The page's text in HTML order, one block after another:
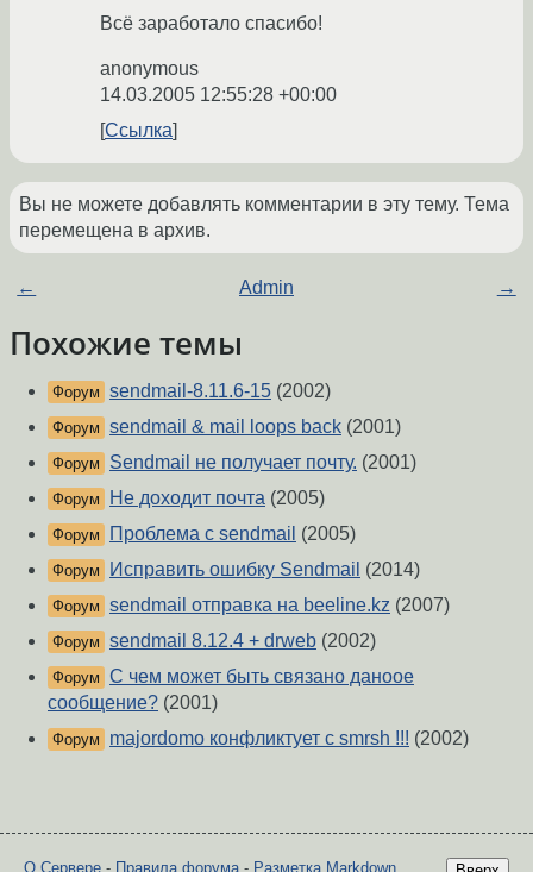
Всё заработало спасибо!
anonymous
14.03.2005 12:55:28 +00:00
Ссылка
Вы не можете добавлять комментарии в эту тему. Тема
перемещена в архив.
← Admin →
Похожие темы
Форум sendmail-8.11.6-15 (2002)
Форум sendmail & mail loops back (2001)
Форум Sendmail не получает почту. (2001)
Форум Не доходит почта (2005)
Форум Проблема с sendmail (2005)
Форум Исправить ошибку Sendmail (2014)
Форум sendmail отправка на beeline.kz (2007)
Форум sendmail 8.12.4 + drweb (2002)
Форум С чем может быть связано даноое
сообщение? (2001)
Форум majordomo конфликтует с smrsh !!! (2002)
О Сервере - Правила форума - Разметка Markdown